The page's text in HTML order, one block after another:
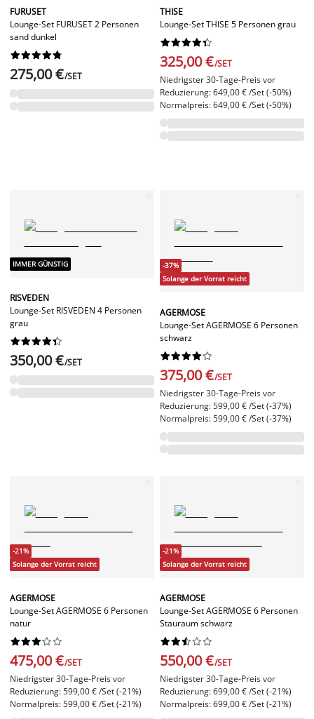
FURUSET
Lounge-Set FURUSET 2 Personen
sand dunkel






275,00 €/SET
THISE
Lounge-Set THISE 5 Personen grau






325,00 €/SET
Niedrigster 30-Tage-Preis vor
Reduzierung: 649,00 € /Set (-50%)
Normalpreis: 649,00 € /Set (-50%)
IMMER GÜNSTIG
RISVEDEN
Lounge-Set RISVEDEN 4 Personen
grau






350,00 €/SET
-37%
Solange der Vorrat reicht
AGERMOSE
Lounge-Set AGERMOSE 6 Personen
schwarz






375,00 €/SET
Niedrigster 30-Tage-Preis vor
Reduzierung: 599,00 € /Set (-37%)
Normalpreis: 599,00 € /Set (-37%)
-21%
Solange der Vorrat reicht
AGERMOSE
Lounge-Set AGERMOSE 6 Personen
natur






475,00 €/SET
Niedrigster 30-Tage-Preis vor
Reduzierung: 599,00 € /Set (-21%)
Normalpreis: 599,00 € /Set (-21%)
-21%
Solange der Vorrat reicht
AGERMOSE
Lounge-Set AGERMOSE 6 Personen
Stauraum schwarz






550,00 €/SET
Niedrigster 30-Tage-Preis vor
Reduzierung: 699,00 € /Set (-21%)
Normalpreis: 699,00 € /Set (-21%)